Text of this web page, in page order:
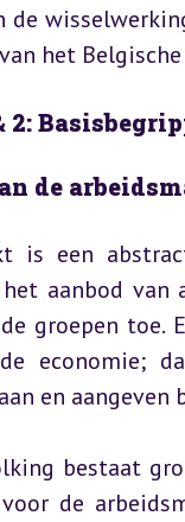
de
het
2:
de
is een
aanbod van
groepen
economie;
en
bestaat
de